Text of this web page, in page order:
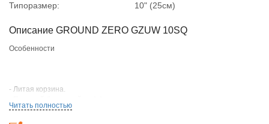
Типоразмер:
10" (25см)
Описание GROUND ZERO GZUW 10SQ
Особенности
- Литая корзина.
- Двойная звуковая катушка 2 х 2 Ом.
- Медная звуковая катушка.
Читать полностью